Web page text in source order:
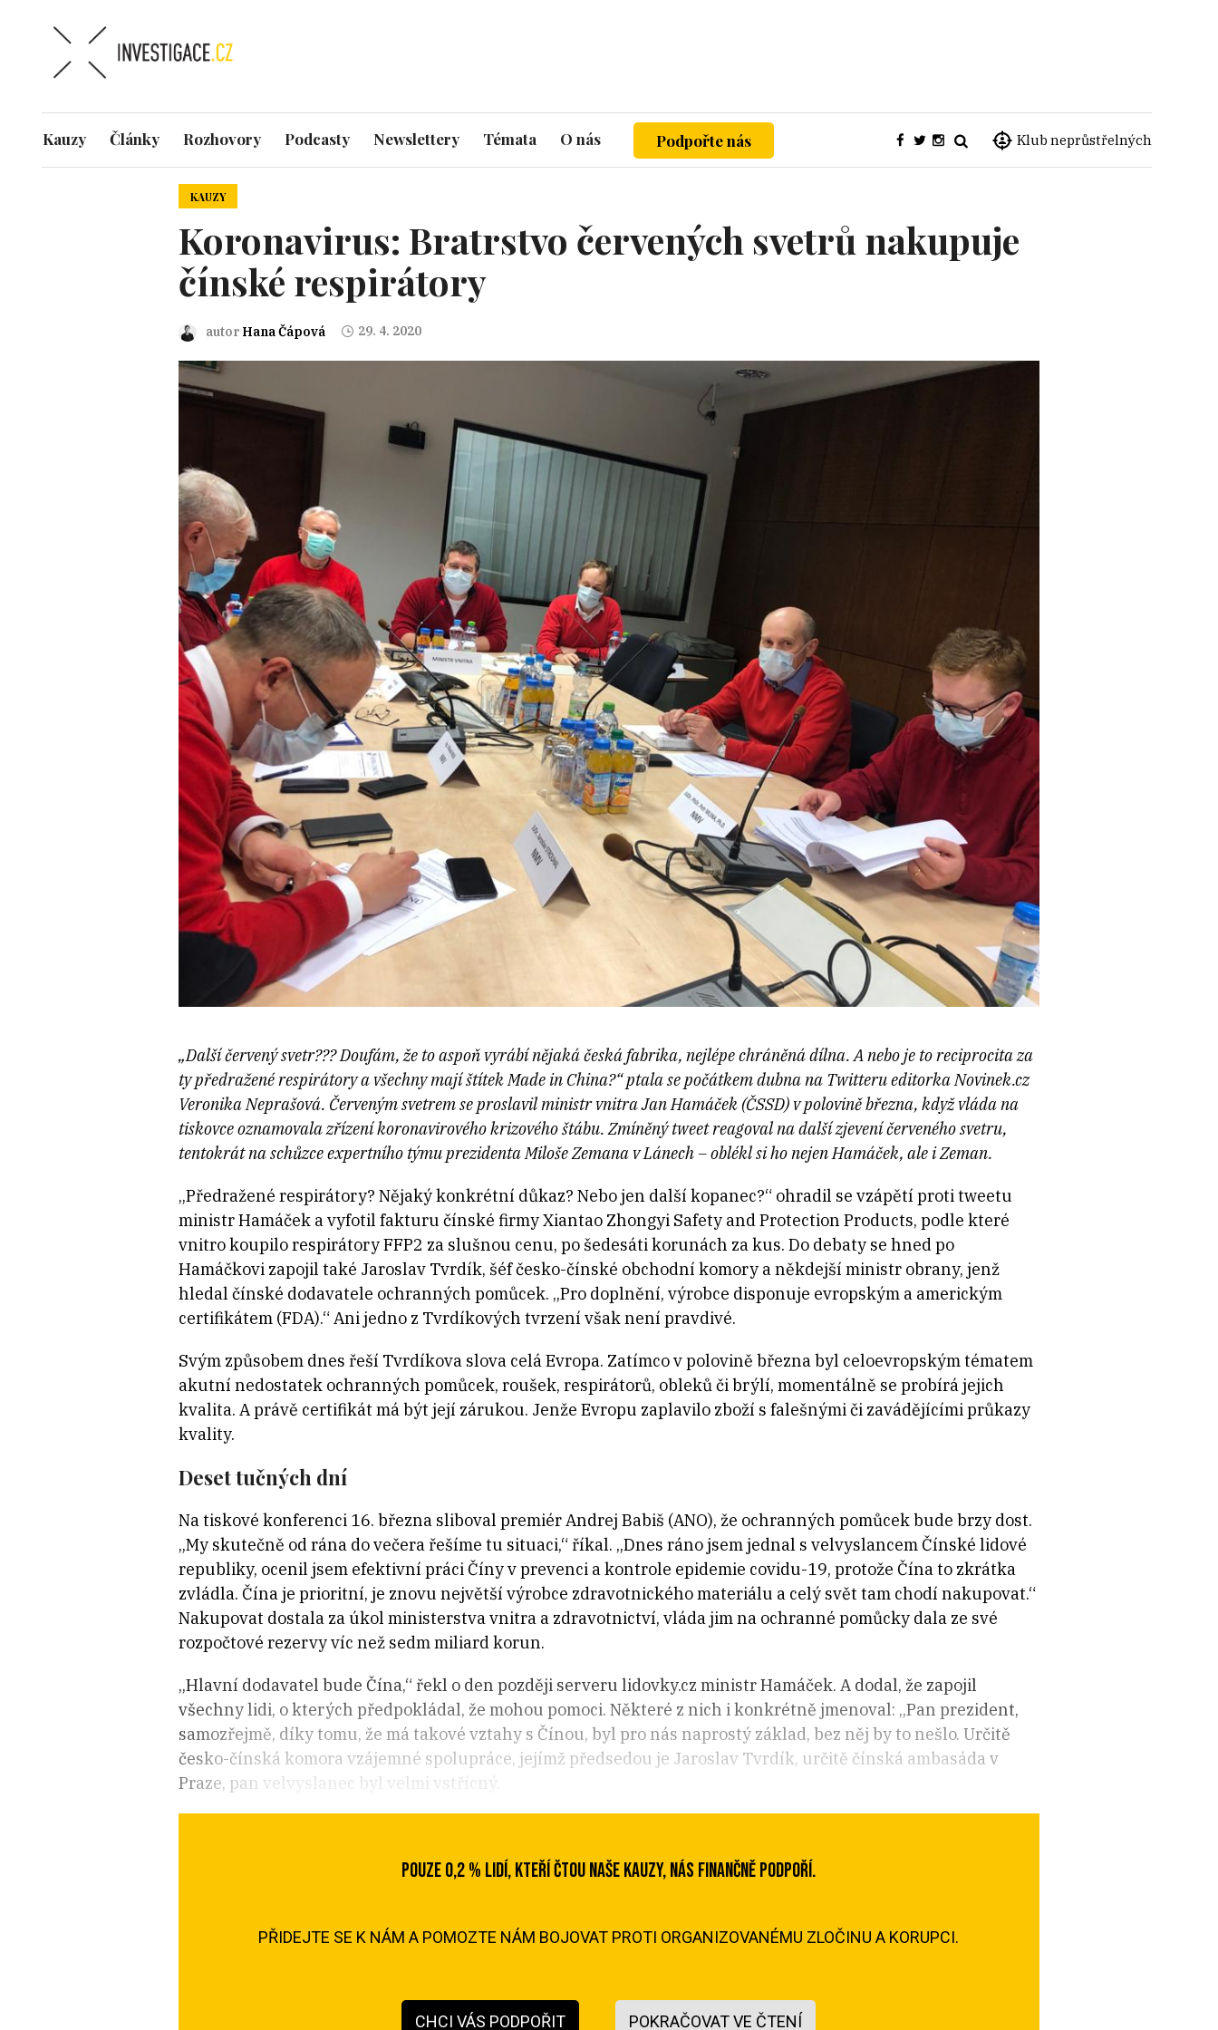
Klub neprůstřelných
Kauzy Články Rozhovory Podcasty Newslettery Témata O nás Podpořte nás
KAUZY
Koronavirus: Bratrstvo červených svetrů nakupuje
čínské respirátory
autor Hana Čápová 29. 4. 2020
„Další červený svetr??? Doufám, že to aspoň vyrábí nějaká česká fabrika, nejlépe chráněná dílna. A nebo je to reciprocita za
ty předražené respirátory a všechny mají štítek Made in China?“ ptala se počátkem dubna na Twitteru editorka Novinek.cz
Veronika Neprašová. Červeným svetrem se proslavil ministr vnitra Jan Hamáček (ČSSD) v polovině března, když vláda na
tiskovce oznamovala zřízení koronavirového krizového štábu. Zmíněný tweet reagoval na další zjevení červeného svetru,
tentokrát na schůzce expertního týmu prezidenta Miloše Zemana v Lánech – oblékl si ho nejen Hamáček, ale i Zeman.
„Předražené respirátory? Nějaký konkrétní důkaz? Nebo jen další kopanec?“ ohradil se vzápětí proti tweetu
ministr Hamáček a vyfotil fakturu čínské firmy Xiantao Zhongyi Safety and Protection Products, podle které
vnitro koupilo respirátory FFP2 za slušnou cenu, po šedesáti korunách za kus. Do debaty se hned po
Hamáčkovi zapojil také Jaroslav Tvrdík, šéf česko-čínské obchodní komory a někdejší ministr obrany, jenž
hledal čínské dodavatele ochranných pomůcek. „Pro doplnění, výrobce disponuje evropským a americkým
certifikátem (FDA).“ Ani jedno z Tvrdíkových tvrzení však není pravdivé.
Svým způsobem dnes řeší Tvrdíkova slova celá Evropa. Zatímco v polovině března byl celoevropským tématem
akutní nedostatek ochranných pomůcek, roušek, respirátorů, obleků či brýlí, momentálně se probírá jejich
kvalita. A právě certifikát má být její zárukou. Jenže Evropu zaplavilo zboží s falešnými či zavádějícími průkazy
kvality.
Deset tučných dní
Na tiskové konferenci 16. března sliboval premiér Andrej Babiš (ANO), že ochranných pomůcek bude brzy dost.
„My skutečně od rána do večera řešíme tu situaci,“ říkal. „Dnes ráno jsem jednal s velvyslancem Čínské lidové
republiky, ocenil jsem efektivní práci Číny v prevenci a kontrole epidemie covidu-19, protože Čína to zkrátka
zvládla. Čína je prioritní, je znovu největší výrobce zdravotnického materiálu a celý svět tam chodí nakupovat.“
Nakupovat dostala za úkol ministerstva vnitra a zdravotnictví, vláda jim na ochranné pomůcky dala ze své
rozpočtové rezervy víc než sedm miliard korun.
„Hlavní dodavatel bude Čína,“ řekl o den později serveru lidovky.cz ministr Hamáček. A dodal, že zapojil
všechny lidi, o kterých předpokládal, že mohou pomoci. Některé z nich i konkrétně jmenoval: „Pan prezident,
samozřejmě, díky tomu, že má takové vztahy s Čínou, byl pro nás naprostý základ, bez něj by to nešlo. Určitě
česko-čínská komora vzájemné spolupráce, jejímž předsedou je Jaroslav Tvrdík, určitě čínská ambasáda v
Praze, pan velvyslanec byl velmi vstřícný.
POUZE 0,2 % LIDÍ, KTEŘÍ ČTOU NAŠE KAUZY, NÁS FINANČNĚ PODPOŘÍ.
PŘIDEJTE SE K NÁM A POMOZTE NÁM BOJOVAT PROTI ORGANIZOVANÉMU ZLOČINU A KORUPCI.
CHCI VÁS PODPOŘIT POKRAČOVAT VE ČTENÍ